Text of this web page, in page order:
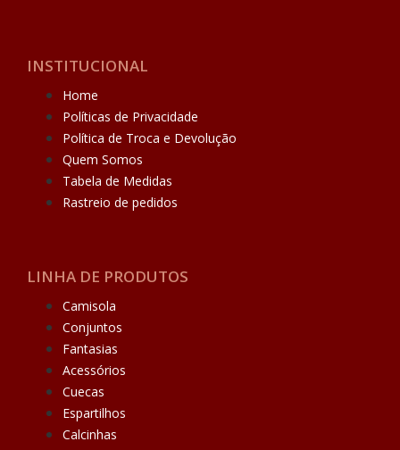
INSTITUCIONAL
Home
Políticas de Privacidade
Política de Troca e Devolução
Quem Somos
Tabela de Medidas
Rastreio de pedidos
LINHA DE PRODUTOS
Camisola
Conjuntos
Fantasias
Acessórios
Cuecas
Espartilhos
Calcinhas